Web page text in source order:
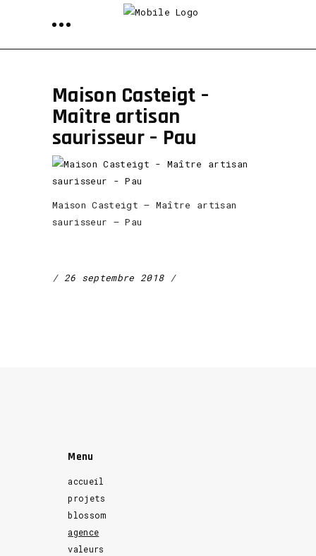
Maison Casteigt –
Maître artisan
saurisseur – Pau
Maison Casteigt – Maître artisan
saurisseur – Pau
26 septembre 2018
Menu
accueil
projets
blossom
agence
valeurs